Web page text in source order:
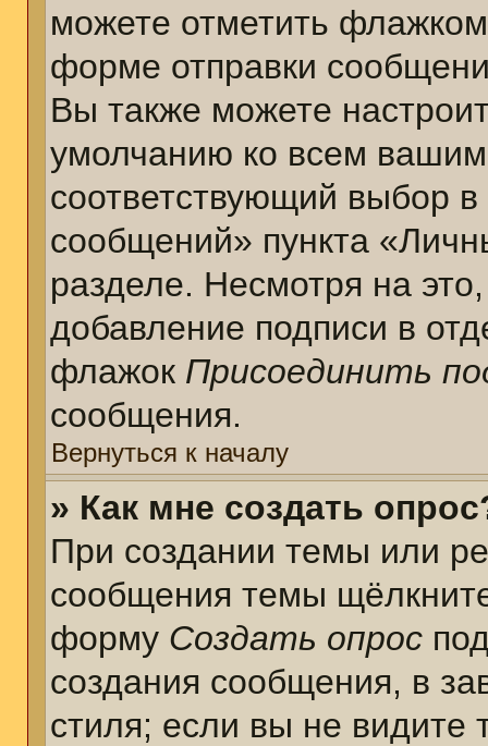
можете отметить
форме отправки
Вы также можете
умолчанию ко всем
соответствующий выбор
сообщений» пункта
разделе. Несмотря на
добавление подписи в
флажок Присоединить
сообщения.
Вернуться к началу
» Как мне создать
При создании темы или
сообщения темы
форму Создать опрос
создания сообщения, в
стиля; если вы не видите